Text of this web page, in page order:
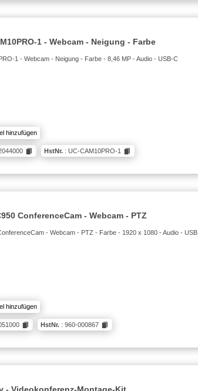
1 - Webcam - Neigung - Farbe
1 - Webcam - Neigung - Farbe - 8,46 MP - Audio - USB-C
hinzufügen
HstNr. : UC-CAM10PRO-1
ConferenceCam - Webcam - PTZ
- Webcam - PTZ - Farbe - 1920 x 1080 - Audio - USB
hinzufügen
HstNr. : 960-000867